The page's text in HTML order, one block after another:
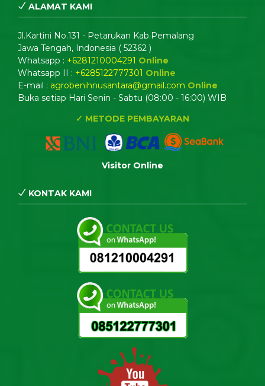
ALAMAT KAMI
Jl.Kartini No.131 - Petarukan Kab.Pemalang
Jawa Tengah, Indonesia ( 52362 )
Whatsapp : +6281210004291 Online
Whatsapp II : +6285122777301 Online
E-mail : agrobenihnusantara@gmail.com Online
Buka setiap Hari Senin - Sabtu (08:00 - 16:00) WIB
✓ METODE PEMBAYARAN
Visitor Online
KONTAK KAMI